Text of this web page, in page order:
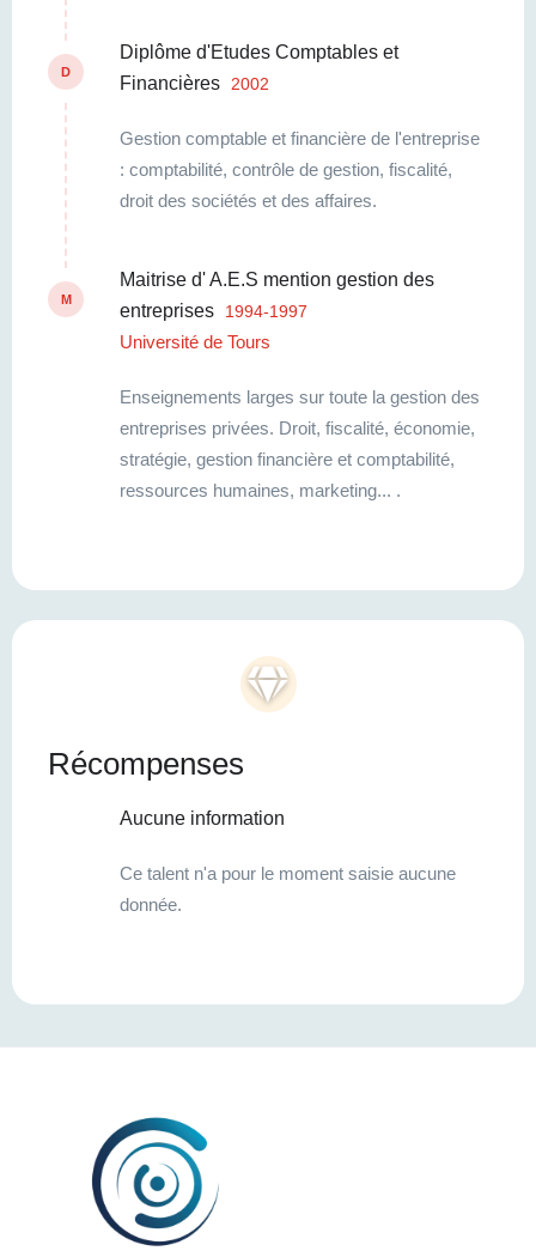
D
Diplôme d'Etudes Comptables et
Financières
2002
Gestion comptable et financière de l'entreprise
: comptabilité, contrôle de gestion, fiscalité,
droit des sociétés et des affaires.
M
Maitrise d' A.E.S mention gestion des
entreprises
1994-1997
Université de Tours
Enseignements larges sur toute la gestion des
entreprises privées. Droit, fiscalité, économie,
stratégie, gestion financière et comptabilité,
ressources humaines, marketing... .
Récompenses
Aucune information
Ce talent n'a pour le moment saisie aucune
donnée.